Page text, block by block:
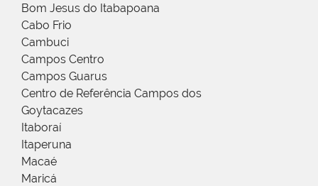
Bom Jesus do Itabapoana
Cabo Frio
Cambuci
Campos Centro
Campos Guarus
Centro de Referência Campos dos
Goytacazes
Itaboraí
Itaperuna
Macaé
Maricá